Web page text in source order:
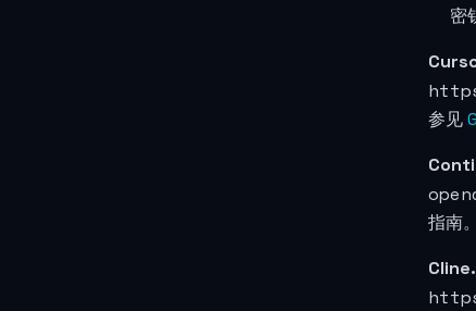
密
参见
指南。
Cline.